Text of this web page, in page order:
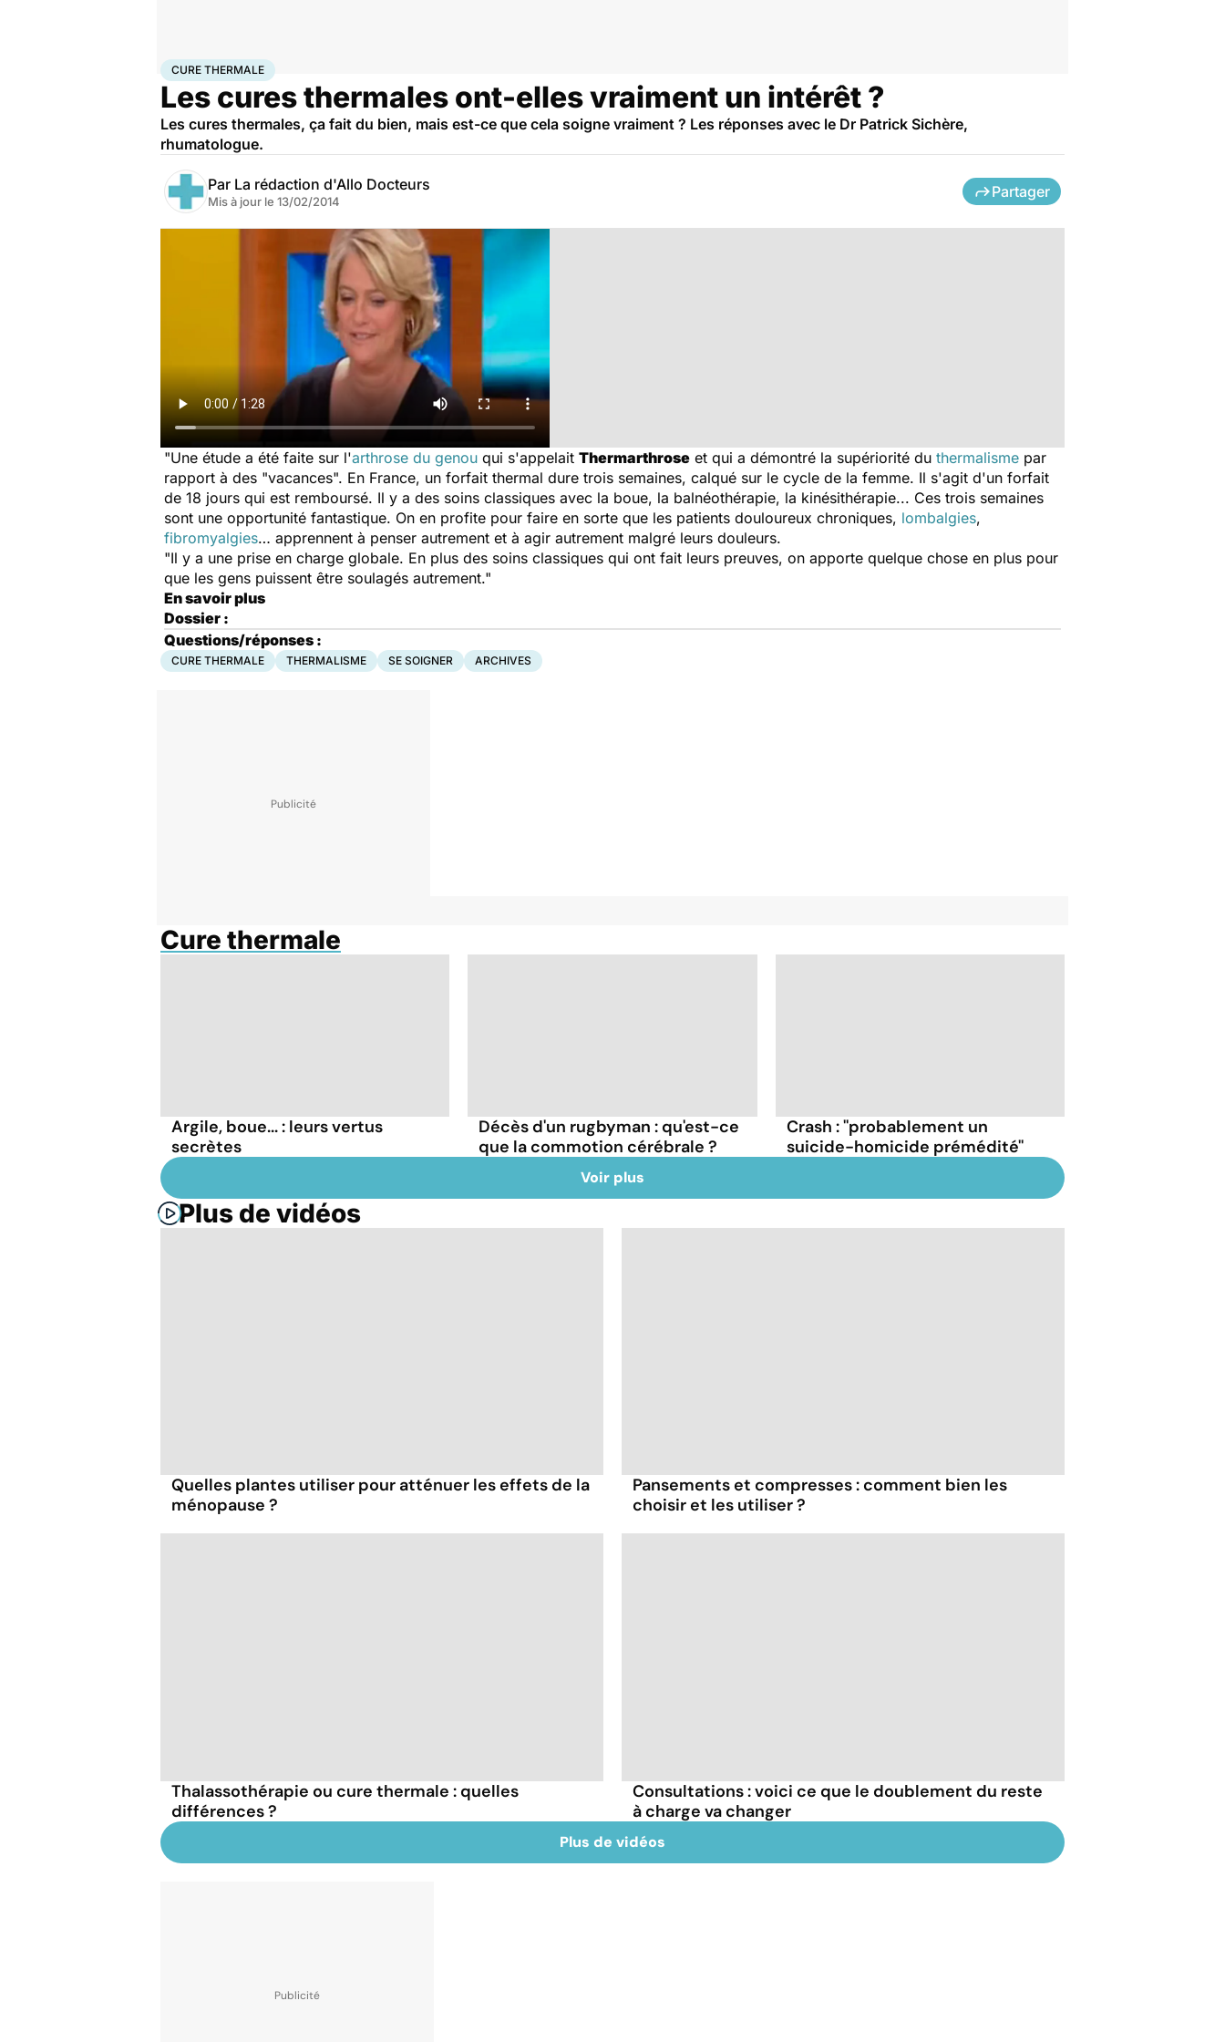
AccueilSantéMaladies
CURE THERMALE
Les cures thermales ont-elles vraiment un intérêt ?
Les cures thermales, ça fait du bien, mais est-ce que cela soigne vraiment ? Les réponses avec le Dr Patrick Sichère,
rhumatologue.
Par La rédaction d'Allo Docteurs
Mis à jour le 13/02/2014
Partager
"Une étude a été faite sur l'arthrose du genou qui s'appelait Thermarthrose et qui a démontré la supériorité du thermalisme par
rapport à des "vacances". En France, un forfait thermal dure trois semaines, calqué sur le cycle de la femme. Il s'agit d'un forfait
de 18 jours qui est remboursé. Il y a des soins classiques avec la boue, la balnéothérapie, la kinésithérapie... Ces trois semaines
sont une opportunité fantastique. On en profite pour faire en sorte que les patients douloureux chroniques, lombalgies,
fibromyalgies… apprennent à penser autrement et à agir autrement malgré leurs douleurs.
"Il y a une prise en charge globale. En plus des soins classiques qui ont fait leurs preuves, on apporte quelque chose en plus pour
que les gens puissent être soulagés autrement."
En savoir plus
Dossier :
Questions/réponses :
CURE THERMALE THERMALISME SE SOIGNER ARCHIVES
Cure thermale
Argile, boue... : leurs vertus
secrètes
Décès d'un rugbyman : qu'est-ce
que la commotion cérébrale ?
Crash : ''probablement un
suicide-homicide prémédité''
Voir plus
Plus de vidéos
Quelles plantes utiliser pour atténuer les effets de la
ménopause ?
Pansements et compresses : comment bien les
choisir et les utiliser ?
Thalassothérapie ou cure thermale : quelles
différences ?
Consultations : voici ce que le doublement du reste
à charge va changer
Plus de vidéos